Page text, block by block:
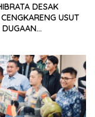
DESAK
USUT